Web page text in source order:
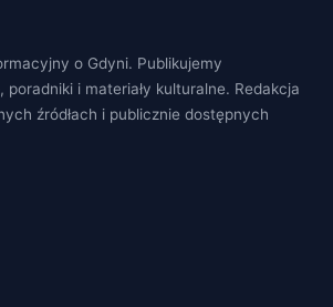
o Gdyni. Publikujemy
i materiały kulturalne. Redakcja
źródłach i publicznie dostępnych